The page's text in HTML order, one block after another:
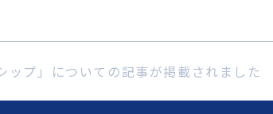
プ」についての記事が掲載されました